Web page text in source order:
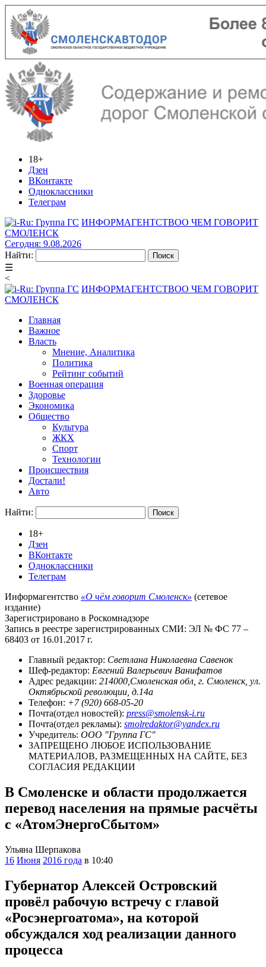
18+
Дзен
ВКонтакте
Одноклассники
Телеграм
ИНФОРМАГЕНТСТВОО ЧЕМ ГОВОРИТ
СМОЛЕНСК
Сегодня: 9.08.2026
Найти:
☰
<
ИНФОРМАГЕНТСТВОО ЧЕМ ГОВОРИТ
СМОЛЕНСК
Главная
Важное
Власть
Мнение, Аналитика
Политика
Рейтинг событий
Военная операция
Здоровье
Экономика
Общество
Культура
ЖКХ
Спорт
Технологии
Происшествия
Достали!
Авто
Найти:
18+
Дзен
ВКонтакте
Одноклассники
Телеграм
Информагентство «О чём говорит Смоленск» (сетевое
издание)
Зарегистрировано в Роскомнадзоре
Запись в реестре зарегистрированных СМИ: ЭЛ № ФС 77 –
68403 от 16.01.2017 г.
Главный редактор: Светлана Николаевна Савенок
Шеф-редактор: Евгений Валерьевич Ванифатов
Адрес редакции: 214000,Смоленская обл, г. Смоленск, ул.
Октябрьской революции, д.14а
Телефон: +7 (920) 668-05-20
Почта(отдел новостей): press@smolensk-i.ru
Почта(отдел рекламы): smolredaktor@yandex.ru
Учредитель: ООО "Группа ГС"
ЗАПРЕЩЕНО ЛЮБОЕ ИСПОЛЬЗОВАНИЕ
МАТЕРИАЛОВ, РАЗМЕЩЕННЫХ НА САЙТЕ, БЕЗ
СОГЛАСИЯ РЕДАКЦИИ
В Смоленске и области продолжается
перевод населения на прямые расчёты
с «АтомЭнергоСбытом»
Ульяна Шерпакова
16 Июня 2016 года в 10:40
Губернатор Алексей Островский
провёл рабочую встречу с главой
«Росэнергоатома», на которой
обсуждался ход реализации данного
процесса